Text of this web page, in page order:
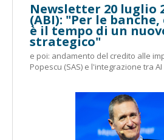
Newsletter 20 luglio
(ABI): "Per le
è il tempo di un
strategico"
e poi: andamento del credito alle
Popescu (SAS) e l'integrazione tra AI